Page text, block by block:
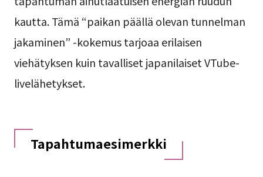
kautta. Tämä “paikan päällä olevan tunnelman
jakaminen” -kokemus tarjoaa erilaisen
viehätyksen kuin tavalliset japanilaiset VTube-
livelähetykset.
Tapahtumaesimerkki